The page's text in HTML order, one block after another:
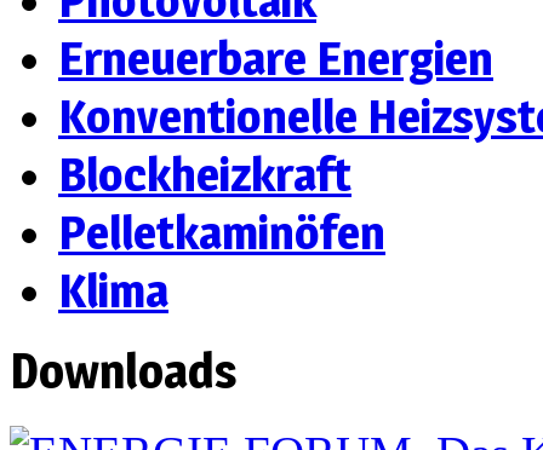
Erneuerbare Energien
Konventionelle
Blockheizkraft
Pelletkaminöfen
Klima
Downloads